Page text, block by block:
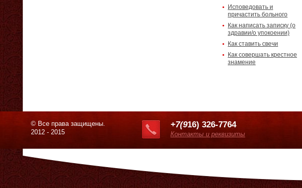
Исповедовать и
причастить больного
Как написать записку (о
здравии/о упокоении)
Как ставить свечи
Как совершать крестное
знамение
© Все права защищены.
2012 - 2015
+7(916) 326-7764
Контакты и реквизиты